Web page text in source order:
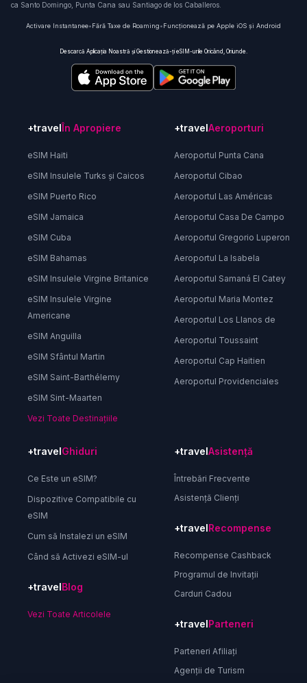
ca Santo Domingo, Punta Cana sau Santiago de los Caballeros.
Activare Instantanee•Fără Taxe de Roaming•Funcționează pe Apple iOS și Android
Descarcă Aplicația Noastră și Gestionează-ți eSIM-urile Oricând, Oriunde.
+travelÎn Apropiere
eSIM Haiti
eSIM Insulele Turks și Caicos
eSIM Puerto Rico
eSIM Jamaica
eSIM Cuba
eSIM Bahamas
eSIM Insulele Virgine Britanice
eSIM Insulele Virgine
Americane
eSIM Anguilla
eSIM Sfântul Martin
eSIM Saint-Barthélemy
eSIM Sint-Maarten
Vezi Toate Destinațiile
+travelAeroporturi
Aeroportul Punta Cana
Aeroportul Cibao
Aeroportul Las Américas
Aeroportul Casa De Campo
Aeroportul Gregorio Luperon
Aeroportul La Isabela
Aeroportul Samaná El Catey
Aeroportul Maria Montez
Aeroportul Los Llanos de
Aeroportul Toussaint
Aeroportul Cap Haitien
Aeroportul Providenciales
+travelGhiduri
Ce Este un eSIM?
Dispozitive Compatibile cu
eSIM
Cum să Instalezi un eSIM
Când să Activezi eSIM-ul
+travelBlog
Vezi Toate Articolele
+travelAsistență
Întrebări Frecvente
Asistență Clienți
+travelRecompense
Recompense Cashback
Programul de Invitații
Carduri Cadou
+travelParteneri
Parteneri Afiliați
Agenții de Turism